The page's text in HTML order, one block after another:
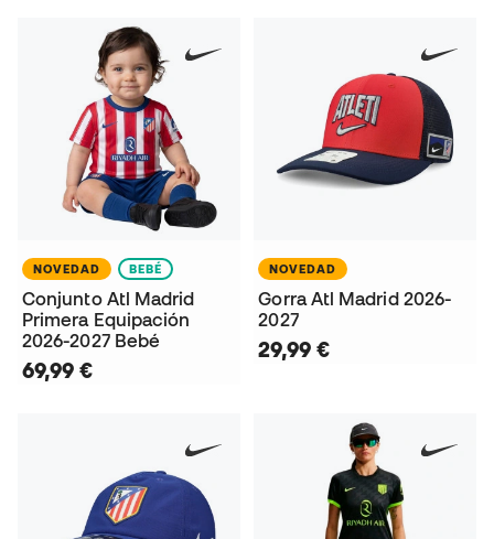
NOVEDAD BEBÉ
Conjunto Atl Madrid
Primera Equipación
2026-2027 Bebé
69,99 €
NOVEDAD
Gorra Atl Madrid 2026-
2027
29,99 €